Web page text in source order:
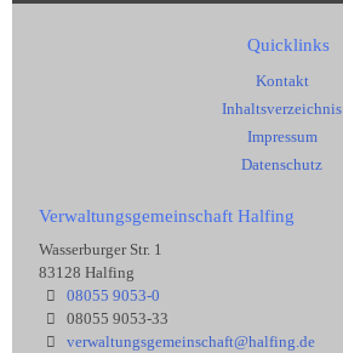
Quicklinks
Kontakt
Inhaltsverzeichnis
Impressum
Datenschutz
Verwaltungsgemeinschaft Halfing
Wasserburger Str. 1
83128 Halfing
08055 9053-0
08055 9053-33
verwaltungsgemeinschaft@halfing.de